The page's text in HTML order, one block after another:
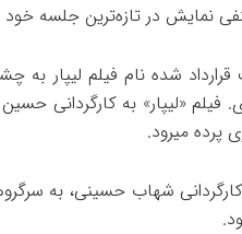
نمایش در تازه‌ترین جلسه خود
شده نام فیلم لیپار
فیلم «لیپار» به کارگردانی
پرده میرود.
شهاب حسینی، به